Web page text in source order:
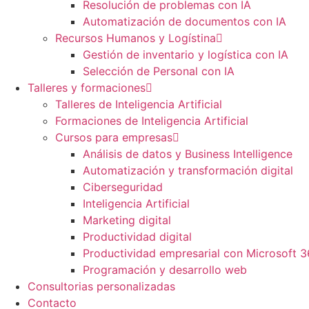
Resolución de problemas con IA
Automatización de documentos con IA
Recursos Humanos y Logístina
Gestión de inventario y logística con IA
Selección de Personal con IA
Talleres y formaciones
Talleres de Inteligencia Artificial
Formaciones de Inteligencia Artificial
Cursos para empresas
Análisis de datos y Business Intelligence
Automatización y transformación digital
Ciberseguridad
Inteligencia Artificial
Marketing digital
Productividad digital
Productividad empresarial con Microsoft
Programación y desarrollo web
Consultorias personalizadas
Contacto